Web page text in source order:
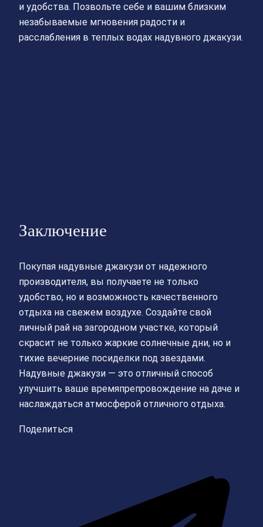
и удобства. Позвольте себе и вашим близким
незабываемые мгновения радости и
расслабления в теплых водах надувного джакузи.
Заключение
Покупая надувные джакузи от надежного
производителя, вы получаете не только
удобство, но и возможность качественного
отдыха на свежем воздухе. Создайте свой
личный рай на загородном участке, который
скрасит не только жаркие солнечные дни, но и
тихие вечерние посиделки под звездами.
Надувные джакузи — это отличный способ
улучшить ваше времяпрепровождение на даче и
наслаждаться атмосферой отличного отдыха.
Поделиться